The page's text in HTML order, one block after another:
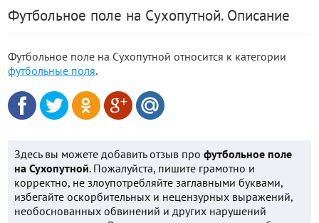
Футбольное поле на Сухопутной. Описание
Футбольное поле на Сухопутной относится к категории
футбольные поля.
Здесь вы можете добавить отзыв про футбольное поле
на Сухопутной. Пожалуйста, пишите грамотно и
корректно, не злоупотребляйте заглавными буквами,
избегайте оскорбительных и нецензурных выражений,
необоснованных обвинений и других нарушений